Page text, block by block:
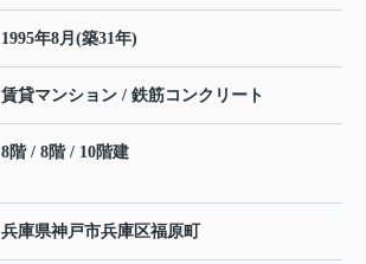
1995年8月(築31年)
賃貸マンション / 鉄筋コンクリート
8階 / 8階 / 10階建
兵庫県神戸市兵庫区福原町